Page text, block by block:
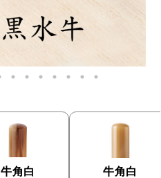
牛角白
牛角白